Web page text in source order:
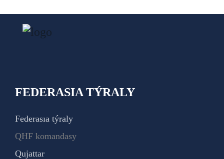
FEDERASIA TÝRALY
Federasıa týraly
QHF komandasy
Qujattar